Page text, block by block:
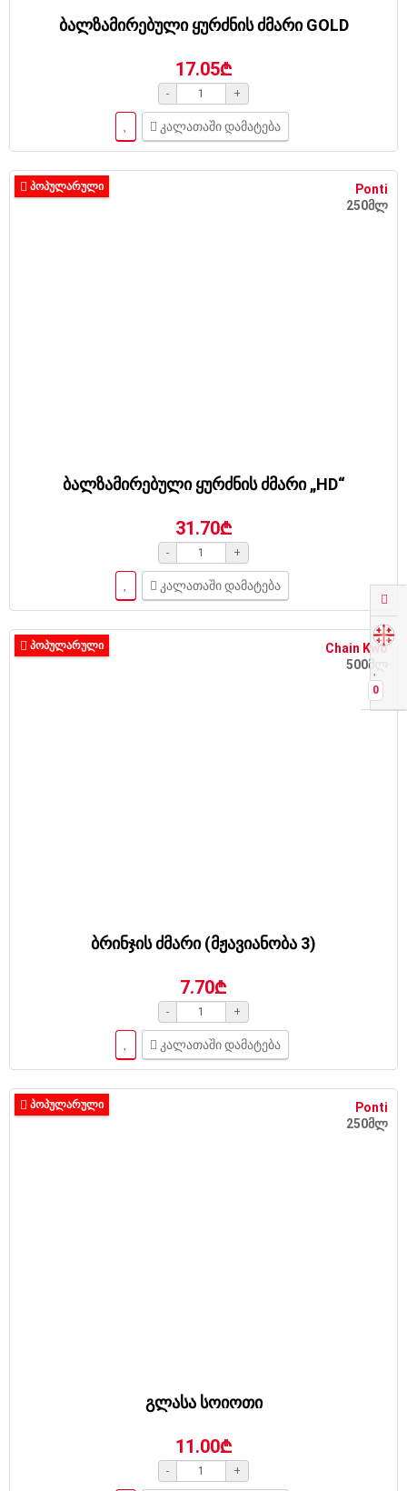
0
ბალზამირებული ყურძნის ძმარი GOLD
17.05₾
- +
კალათაში დამატება
Ponti
250მლ
ᲞᲝᲞᲣᲚᲐᲠᲣᲚᲘ
ბალზამირებული ყურძნის ძმარი „HD“
31.70₾
- +
კალათაში დამატება
Chain Kwo
500მლ
ᲞᲝᲞᲣᲚᲐᲠᲣᲚᲘ
ბრინჯის ძმარი (მჟავიანობა 3)
7.70₾
- +
კალათაში დამატება
Ponti
250მლ
ᲞᲝᲞᲣᲚᲐᲠᲣᲚᲘ
გლასა სოიოთი
11.00₾
- +